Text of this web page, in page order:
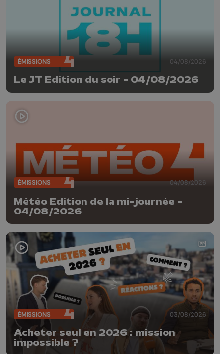
ÉMISSIONS 04/08/2026
Le JT Edition du soir - 04/08/2026
ÉMISSIONS 04/08/2026
Météo Edition de la mi-journée -
04/08/2026
ÉMISSIONS 03/08/2026
Acheter seul en 2026 : mission
impossible ?